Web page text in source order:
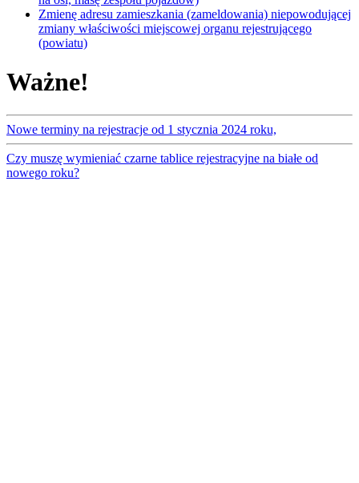
Zmienę adresu zamieszkania (zameldowania) niepowodującej
zmiany właściwości miejscowej organu rejestrującego
(powiatu)
Ważne!
Nowe terminy na rejestracje od 1 stycznia 2024 roku,
Czy muszę wymieniać czarne tablice rejestracyjne na białe od
nowego roku?